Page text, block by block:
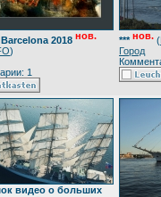
2018 нов.
)
1
*** нов. (
Город
видео о больших